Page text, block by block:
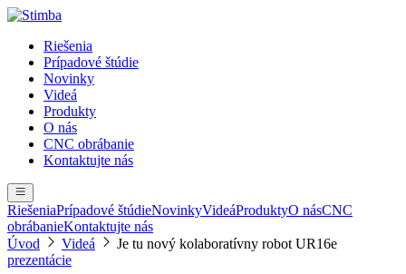
Riešenia
Prípadové štúdie
Novinky
Videá
Produkty
O nás
CNC obrábanie
Kontaktujte nás
RiešeniaPrípadové štúdieNovinkyVideáProduktyO násCNC
obrábanieKontaktujte nás
Úvod
Videá
Je tu nový kolaboratívny robot UR16e
prezentácie